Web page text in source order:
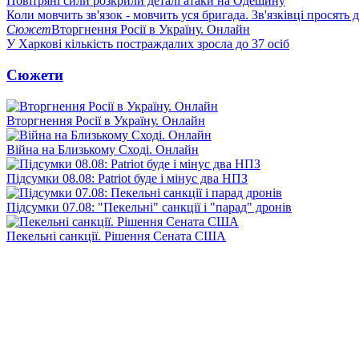
Коли мовчить зв'язок - мовчить уся бригада. Зв'язківці просять
СюжетВторгнення Росії в Україну. Онлайн
У Харкові кількість постраждалих зросла до 37 осіб
Сюжети
Вторгнення Росії в Україну. Онлайн
Війна на Близькому Сході. Онлайн
Підсумки 08.08: Patriot буде і мінус два НПЗ
Підсумки 07.08: "Пекельні" санкції і "парад" дронів
Пекельні санкції. Рішення Сената США